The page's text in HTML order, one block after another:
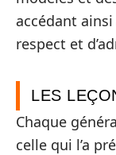
accédant
respect et
LES
Chaque
celle qui l’a